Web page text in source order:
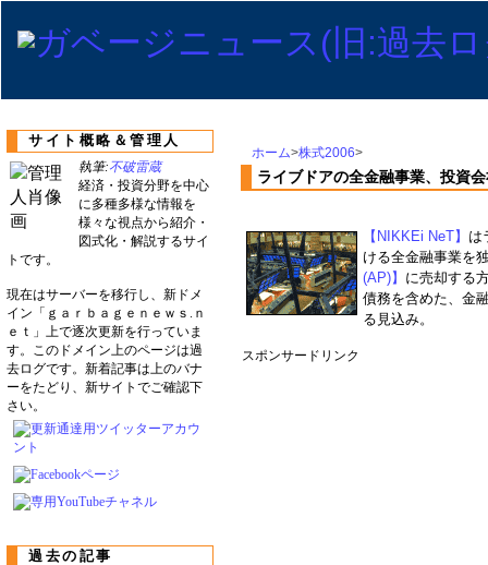
ホーム>株式2006>
ライブドアの全金融事業、投資
【NIKKEi NeT】 は
ける全金融事業を
(AP)】 に売却する
債務を含めた、金
る見込み。
スポンサードリンク
サイト概略＆管理人
執筆:不破雷蔵
経済・投資分野を中心
に多種多様な情報を
様々な視点から紹介・
図式化・解説するサイ
トです。
現在はサーバーを移行し、新ドメ
イン「ｇａｒｂａｇｅｎｅｗｓ.ｎ
ｅｔ」上で逐次更新を行っていま
す。このドメイン上のページは過
去ログです。新着記事は上のバナ
ーをたどり、新サイトでご確認下
さい。
過去の記事